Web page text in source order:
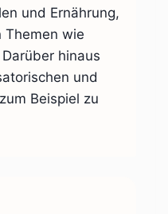
und Ernährung,
Themen wie
hinaus
und
Beispiel zu